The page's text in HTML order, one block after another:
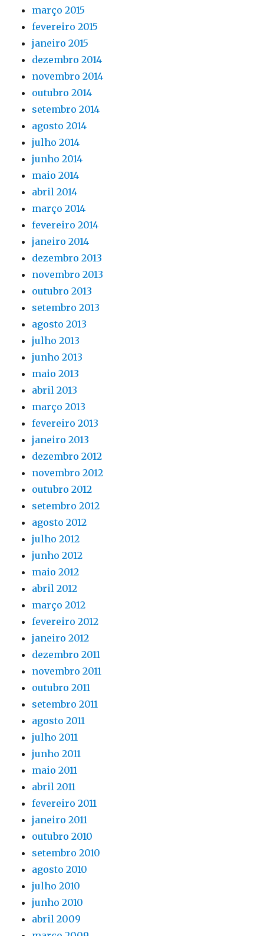
março 2015
fevereiro 2015
janeiro 2015
dezembro 2014
novembro 2014
outubro 2014
setembro 2014
agosto 2014
julho 2014
junho 2014
maio 2014
abril 2014
março 2014
fevereiro 2014
janeiro 2014
dezembro 2013
novembro 2013
outubro 2013
setembro 2013
agosto 2013
julho 2013
junho 2013
maio 2013
abril 2013
março 2013
fevereiro 2013
janeiro 2013
dezembro 2012
novembro 2012
outubro 2012
setembro 2012
agosto 2012
julho 2012
junho 2012
maio 2012
abril 2012
março 2012
fevereiro 2012
janeiro 2012
dezembro 2011
novembro 2011
outubro 2011
setembro 2011
agosto 2011
julho 2011
junho 2011
maio 2011
abril 2011
fevereiro 2011
janeiro 2011
outubro 2010
setembro 2010
agosto 2010
julho 2010
junho 2010
abril 2009